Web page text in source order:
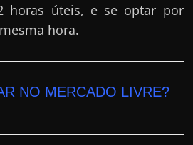
horas úteis, e se optar por
hora.
NO MERCADO LIVRE?